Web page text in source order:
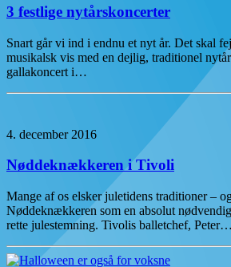
3 festlige nytårskoncerter
Snart går vi ind i endnu et nyt år. Det skal
musikalsk vis med en dejlig, traditionel
gallakoncert i…
4. december 2016
Nøddeknækkeren i Tivoli
Mange af os elsker juletidens traditioner –
Nøddeknækkeren som en absolut
rette julestemning. Tivolis balletchef, Peter…